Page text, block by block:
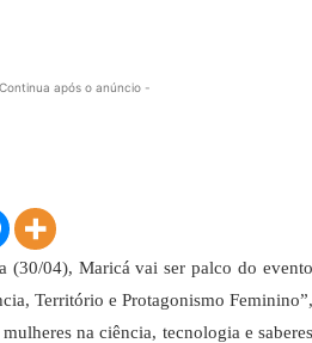
após o anúncio -
(30/04), Maricá vai ser palco do evento
Território e Protagonismo Feminino”,
na ciência, tecnologia e saberes